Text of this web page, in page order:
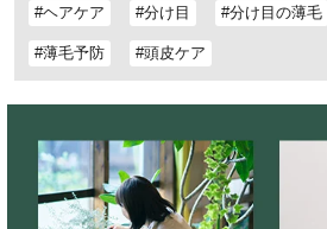
#ヘアケア #分け目 #分け目の薄毛
#薄毛予防 #頭皮ケア